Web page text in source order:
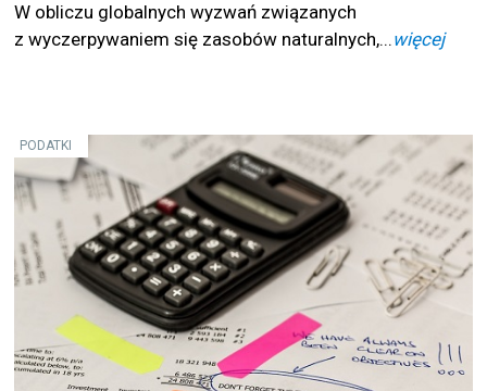
W obliczu globalnych wyzwań związanych
z wyczerpywaniem się zasobów naturalnych,...więcej
PODATKI